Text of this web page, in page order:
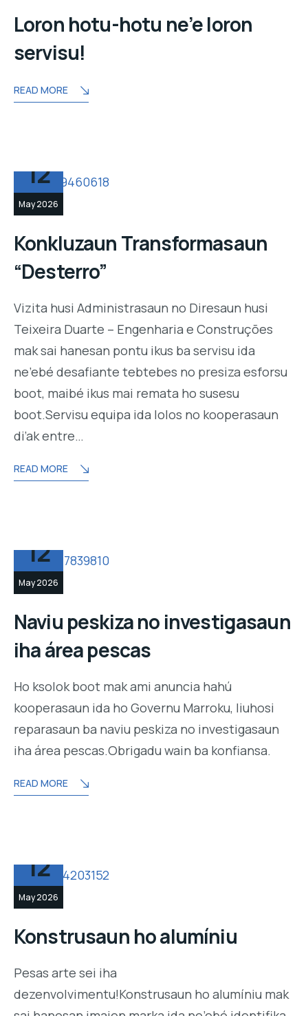
Loron hotu-hotu ne’e loron
servisu!
READ MORE
12
May 2026
Konkluzaun Transformasaun
“Desterro”
Vizita husi Administrasaun no Diresaun husi
Teixeira Duarte – Engenharia e Construções
mak sai hanesan pontu ikus ba servisu ida
ne’ebé desafiante tebtebes no presiza esforsu
boot, maibé ikus mai remata ho susesu
boot.Servisu equipa ida lolos no kooperasaun
di’ak entre…
READ MORE
12
May 2026
Naviu peskiza no investigasaun
iha área pescas
Ho ksolok boot mak ami anuncia hahú
kooperasaun ida ho Governu Marroku, liuhosi
reparasaun ba naviu peskiza no investigasaun
iha área pescas.Obrigadu wain ba konfiansa.
READ MORE
12
May 2026
Konstrusaun ho alumíniu
Pesas arte sei iha
dezenvolvimentu!Konstrusaun ho alumíniu mak